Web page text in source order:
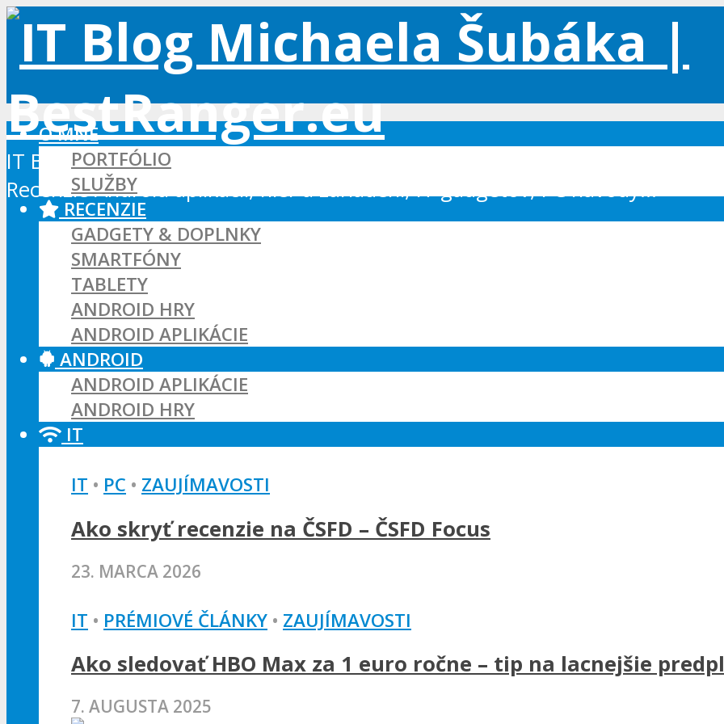
IT Blog - Android, Xbox a WordPress
Recenzie Android aplikácií, hier a zariadení, IT gadgetov, PC návody...
O MNE
PORTFÓLIO
SLUŽBY
RECENZIE
GADGETY & DOPLNKY
SMARTFÓNY
TABLETY
ANDROID HRY
ANDROID APLIKÁCIE
ANDROID
ANDROID APLIKÁCIE
ANDROID HRY
IT
IT • PC • ZAUJÍMAVOSTI
Ako skryť recenzie na ČSFD – ČSFD Focus
23. MARCA 2026
IT • PRÉMIOVÉ ČLÁNKY • ZAUJÍMAVOSTI
Ako sledovať HBO Max za 1 euro ročne – tip na lacnejšie
7. AUGUSTA 2025